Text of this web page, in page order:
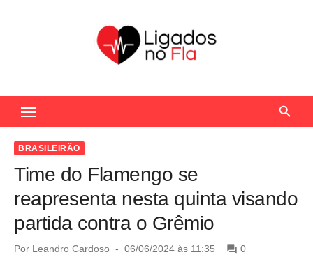
c
BRASILEIRÃO
Time do Flamengo se
reapresenta nesta quinta visando
partida contra o Grêmio
Por Leandro Cardoso
P
06/06/2024 às 11:35 0